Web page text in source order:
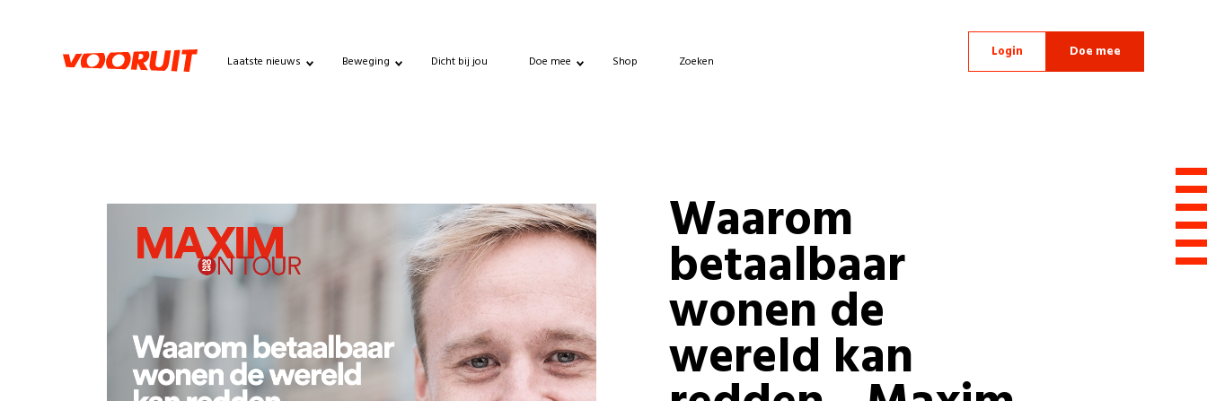
Laatste nieuws Beweging Dicht bij jou Doe mee Shop Zoeken
Login Doe mee
Waarom
betaalbaar
wonen de
wereld kan